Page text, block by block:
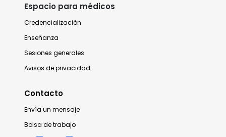
Espacio para médicos
Credencialización
Enseñanza
Sesiones generales
Avisos de privacidad
Contacto
Envía un mensaje
Bolsa de trabajo